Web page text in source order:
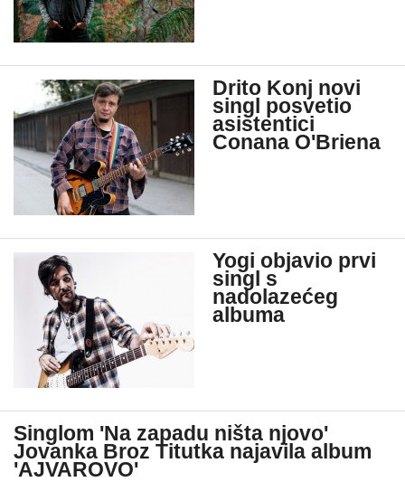
Drito Konj novi
singl posvetio
asistentici
Conana O'Briena
Yogi objavio prvi
singl s
nadolazećeg
albuma
Singlom 'Na zapadu ništa njovo'
Jovanka Broz Titutka najavila album
'AJVAROVO'